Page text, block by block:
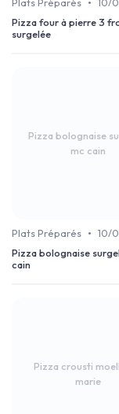
Plats Préparés
10/
Pizza four à pierre 3
surgelée
Pizza bolognaise
mc cain
Plats Préparés • 10/
Pizza bolognaise
cain
Pizza crousti
marie